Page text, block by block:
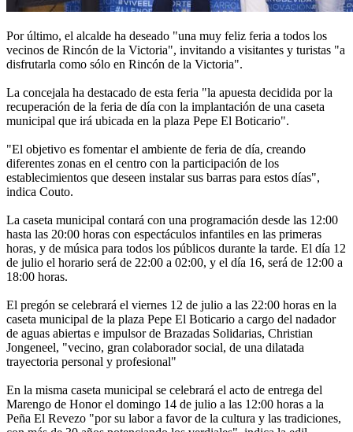
Por último, el alcalde ha deseado "una muy feliz feria a todos los
vecinos de Rincón de la Victoria", invitando a visitantes y turistas "a
disfrutarla como sólo en Rincón de la Victoria".
La concejala ha destacado de esta feria "la apuesta decidida por la
recuperación de la feria de día con la implantación de una caseta
municipal que irá ubicada en la plaza Pepe El Boticario".
"El objetivo es fomentar el ambiente de feria de día, creando
diferentes zonas en el centro con la participación de los
establecimientos que deseen instalar sus barras para estos días",
indica Couto.
La caseta municipal contará con una programación desde las 12:00
hasta las 20:00 horas con espectáculos infantiles en las primeras
horas, y de música para todos los públicos durante la tarde. El día 12
de julio el horario será de 22:00 a 02:00, y el día 16, será de 12:00 a
18:00 horas.
El pregón se celebrará el viernes 12 de julio a las 22:00 horas en la
caseta municipal de la plaza Pepe El Boticario a cargo del nadador
de aguas abiertas e impulsor de Brazadas Solidarias, Christian
Jongeneel, "vecino, gran colaborador social, de una dilatada
trayectoria personal y profesional"
En la misma caseta municipal se celebrará el acto de entrega del
Marengo de Honor el domingo 14 de julio a las 12:00 horas a la
Peña El Revezo "por su labor a favor de la cultura y las tradiciones,